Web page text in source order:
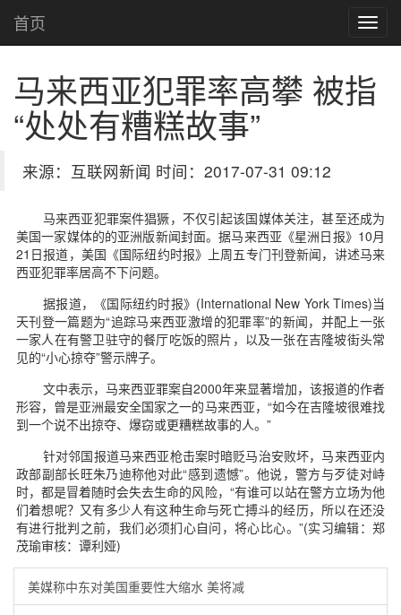
首页
马来西亚犯罪率高攀 被指
“处处有糟糕故事”
来源：互联网新闻 时间：2017-07-31 09:12
马来西亚犯罪案件猖獗，不仅引起该国媒体关注，甚至还成为
美国一家媒体的的亚洲版新闻封面。据马来西亚《星洲日报》10月
21日报道，美国《国际纽约时报》上周五专门刊登新闻，讲述马来
西亚犯罪率居高不下问题。
据报道，《国际纽约时报》(International New York Times)当
天刊登一篇题为“追踪马来西亚激增的犯罪率”的新闻，并配上一张
一家人在有警卫驻守的餐厅吃饭的照片，以及一张在吉隆坡街头常
见的“小心掠夺”警示牌子。
文中表示，马来西亚罪案自2000年来显著增加，该报道的作者
形容，曾是亚洲最安全国家之一的马来西亚，“如今在吉隆坡很难找
到一个说不出掠夺、爆窃或更糟糕故事的人。”
针对邻国报道马来西亚枪击案时暗贬马治安败坏，马来西亚内
政部副部长旺朱乃迪称他对此“感到遗憾”。他说，警方与歹徒对峙
时，都是冒着随时会失去生命的风险，“有谁可以站在警方立场为他
们着想呢？又有多少人有这种生命与死亡搏斗的经历，所以在还没
有进行批判之前，我们必须扪心自问，将心比心。”(实习编辑：郑
茂瑜审核：谭利娅)
美媒称中东对美国重要性大缩水 美将减